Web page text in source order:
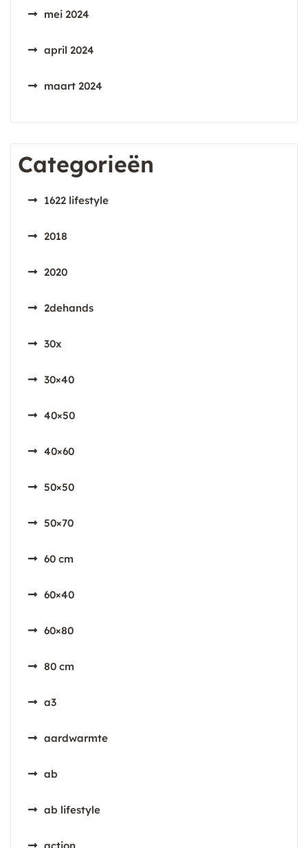
mei 2024
april 2024
maart 2024
Categorieën
1622 lifestyle
2018
2020
2dehands
30x
30×40
40×50
40×60
50×50
50×70
60 cm
60×40
60×80
80 cm
a3
aardwarmte
ab
ab lifestyle